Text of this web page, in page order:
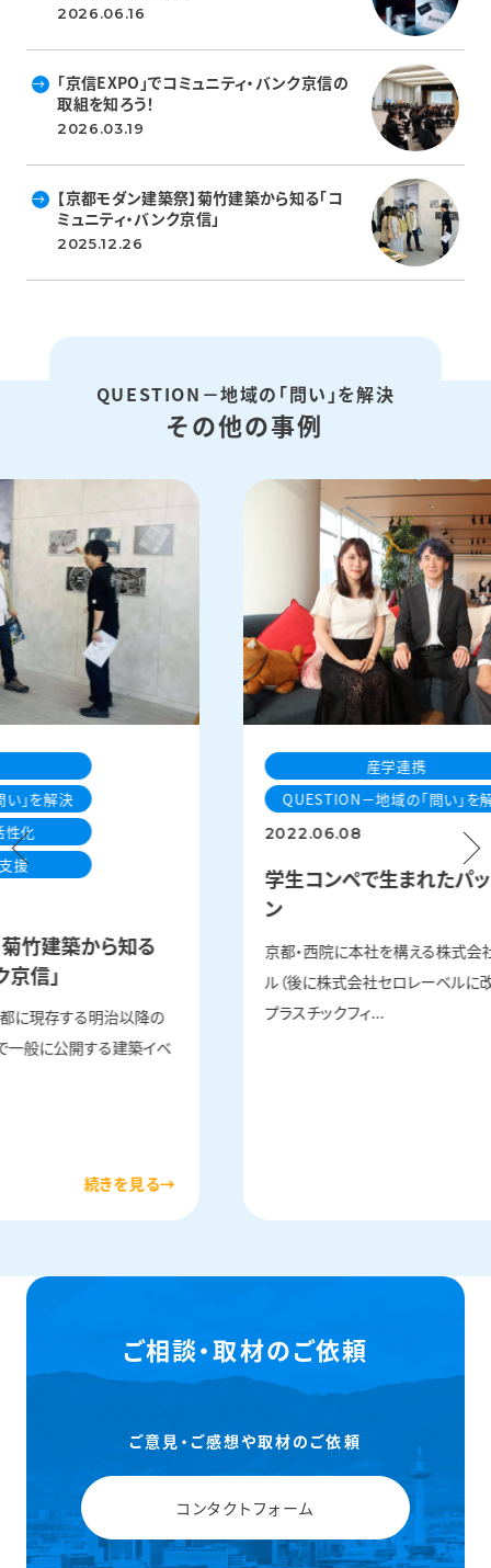
2026.06.16
「京信EXPO」でコミュニティ・バンク京信の
取組を知ろう！
2026.03.19
【京都モダン建築祭】菊竹建築から知る「コ
ミュニティ・バンク京信」
2025.12.26
QUESTION－地域の「問い」を解決
その他の事例
」を解決
性化
援
菊竹建築から知る
京信」
都に現存する明治以降の
般に公開する建築イベ
産学連携
QUESTION－地域の「問い」を
2022.06.08
学生コンペで生まれたパ
ン
京都・西院に本社を構える株式会
ル（後に株式会社セロレーベルに
プラスチックフィ...
ご相談・取材のご依頼
ご意見・ご感想や取材のご依頼
コンタクトフォーム